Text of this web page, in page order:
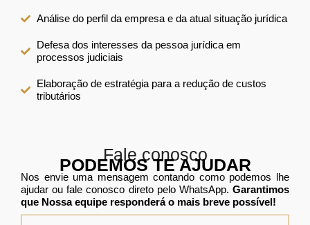
Análise do perfil da empresa e da atual situação jurídica
Defesa dos interesses da pessoa jurídica em
processos judiciais
Elaboração de estratégia para a redução de custos
tributários
Fale conosco
PODEMOS TE AJUDAR
Nos envie uma mensagem contando como podemos lhe
ajudar ou fale conosco direto pelo WhatsApp. Garantimos
que Nossa equipe responderá o mais breve possível!